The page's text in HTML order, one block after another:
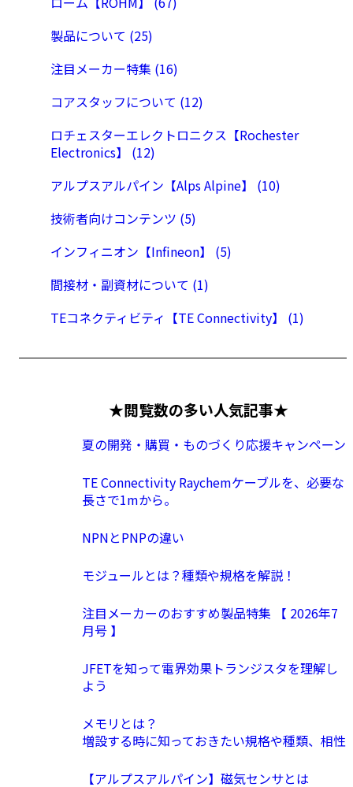
製品について (25)
注目メーカー特集 (16)
コアスタッフについて (12)
ロチェスターエレクトロニクス【Rochester
Electronics】 (12)
アルプスアルパイン【Alps Alpine】 (10)
技術者向けコンテンツ (5)
インフィニオン【Infineon】 (5)
間接材・副資材について (1)
TEコネクティビティ【TE Connectivity】 (1)
★閲覧数の多い人気記事★
夏の開発・購買・ものづくり応援キャンペーン
TE Connectivity Raychemケーブルを、必要な
長さで1mから。
NPNとPNPの違い
モジュールとは？種類や規格を解説！
注目メーカーのおすすめ製品特集 【 2026年7
月号 】
JFETを知って電界効果トランジスタを理解し
よう
メモリとは？
増設する時に知っておきたい規格や種類、相性
【アルプスアルパイン】磁気センサとは